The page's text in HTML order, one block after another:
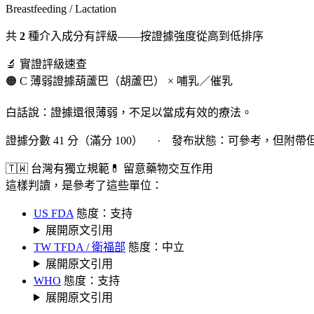
Breastfeeding / Lactation
共 2 種介入成分有評級——按證據強度從高到低排序
🔬 實證評級速查
🟠 C 薄弱證據葫蘆巴（胡蘆巴） × 哺乳／催乳
白話說：證據還很薄弱，不足以當成有效的療法。
證據分數 41 分（滿分 100） · 發布狀態：可參考，但附帶
🇹🇼 台灣有獨立規範 💊 留意藥物交互作用
這樣判讀，是參考了這些單位：
US FDA 態度：支持
展開原文引用
TW TFDA / 衛福部 態度：中立
展開原文引用
WHO 態度：支持
展開原文引用